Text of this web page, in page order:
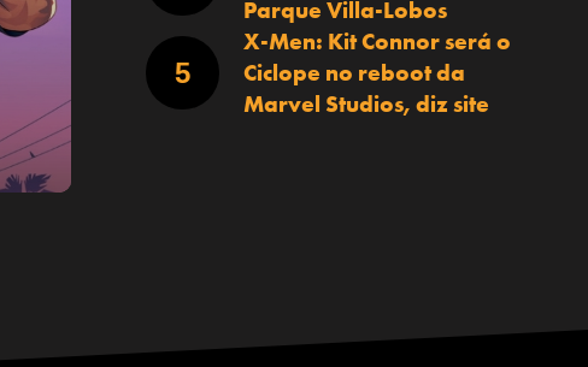
Parque Villa-Lobos
X-Men: Kit Connor será o
Ciclope no reboot da
Marvel Studios, diz site